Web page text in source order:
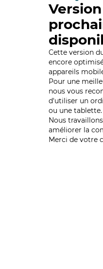
Cette version
encore
appareils
Pour une
nous vous
d'utiliser un
ou une tablette.
Nous
améliorer la
Merci de votre